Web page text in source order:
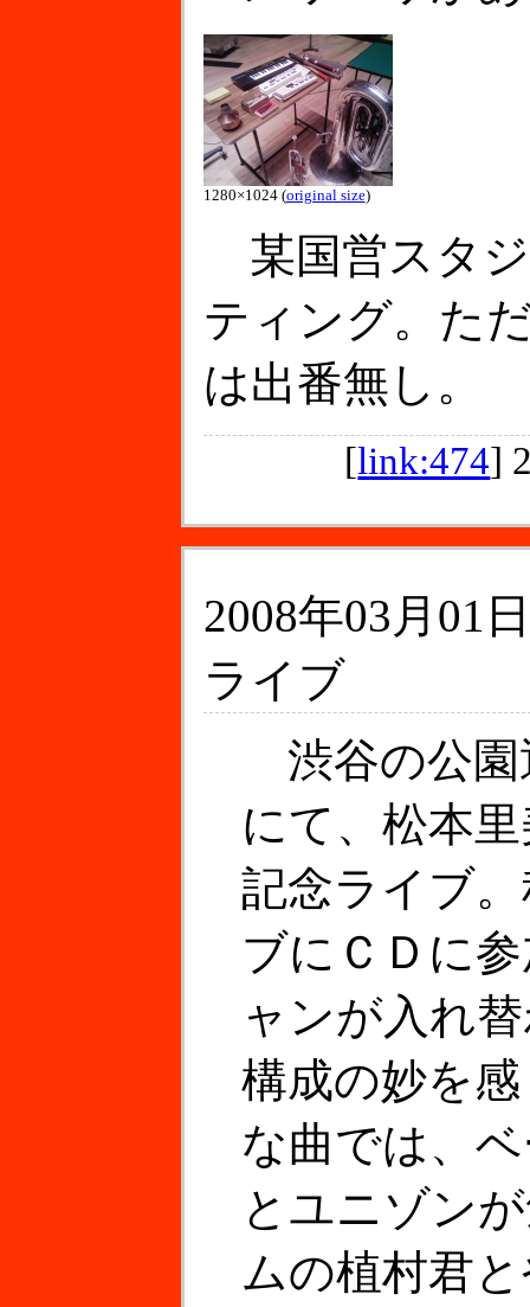
1280×1024 (original size)
某国営スタ
ティング。た
は出番無し。
[link:474]
2008年03月01
ライブ
渋谷の公園
にて、松本
記念ライブ
ブにＣＤに
ャンが入れ
構成の妙を
な曲では、
とユニゾン
ムの植村君